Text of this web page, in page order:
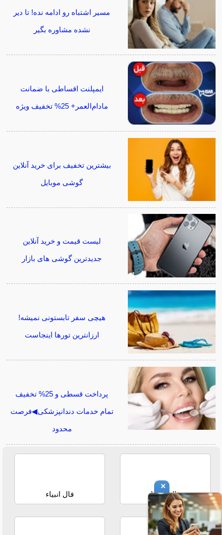
مسیر اشتباه رو ادامه نده! تا دیر
نشده مشاوره بگیر
ایمپلنت اقساطی با ضمانت
مادام‌العمر+ 25% تخفیف ویژه
بیشترین تخفیف برای خرید آنلاین
گوشی موبایل
لیست قیمت و خرید آنلاین
جدیدترین گوشی های بازار
هیچی سفر تابستونی نمیشه!
ارزانترین تورها اینجاست
پرداخت قسطی و 25% تخفیف
تمام خدمات دندانپزشکی◀فرصت
محدود
فال حافظ فال انبیاء
×